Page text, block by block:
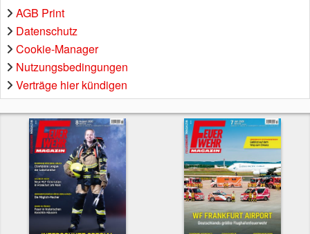
AGB Print
Datenschutz
Cookie-Manager
Nutzungsbedingungen
Verträge hier kündigen